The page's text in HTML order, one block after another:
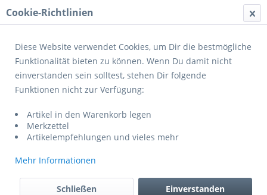
Menü
Übersicht Basketballkörbe
HOOP
Cookie-Richtlinien
Diese Website verwendet Cookies, um Dir die bestmögliche
Funktionalität bieten zu können. Wenn Du damit nicht
einverstanden sein solltest, stehen Dir folgende
Funktionen nicht zur Verfügung:
Artikel in den Warenkorb legen
Merkzettel
Artikelempfehlungen und vieles mehr
Mehr Informationen
Einverstanden
Schließen